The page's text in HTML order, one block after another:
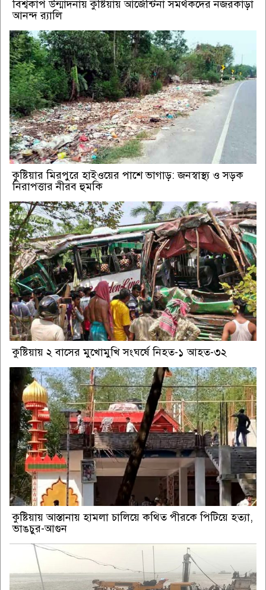
বিশ্বকাপ উন্মাদনায় কুষ্টিয়ায় আর্জেন্টিনা সমর্থকদের নজরকাড়া
আনন্দ র‌্যালি
কুষ্টিয়ার মিরপুরে হাইওয়ের পাশে ভাগাড়: জনস্বাস্থ্য ও সড়ক
নিরাপত্তার নীরব হুমকি
কুষ্টিয়ায় ২ বাসের মুখোমুখি সংঘর্ষে নিহত-১ আহত-৩২
কুষ্টিয়ায় আস্তানায় হামলা চালিয়ে কথিত পীরকে পিটিয়ে হত্যা,
ভাঙচুর-আগুন